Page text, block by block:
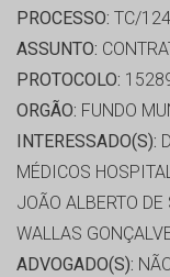
PROCESSO: TC/
ASSUNTO:
PROTOCOLO:
ORGÃO: FUNDO
INTERESSADO(S):
MÉDICOS
JOÃO ALBERTO
WALLAS
ADVOGADO(S):